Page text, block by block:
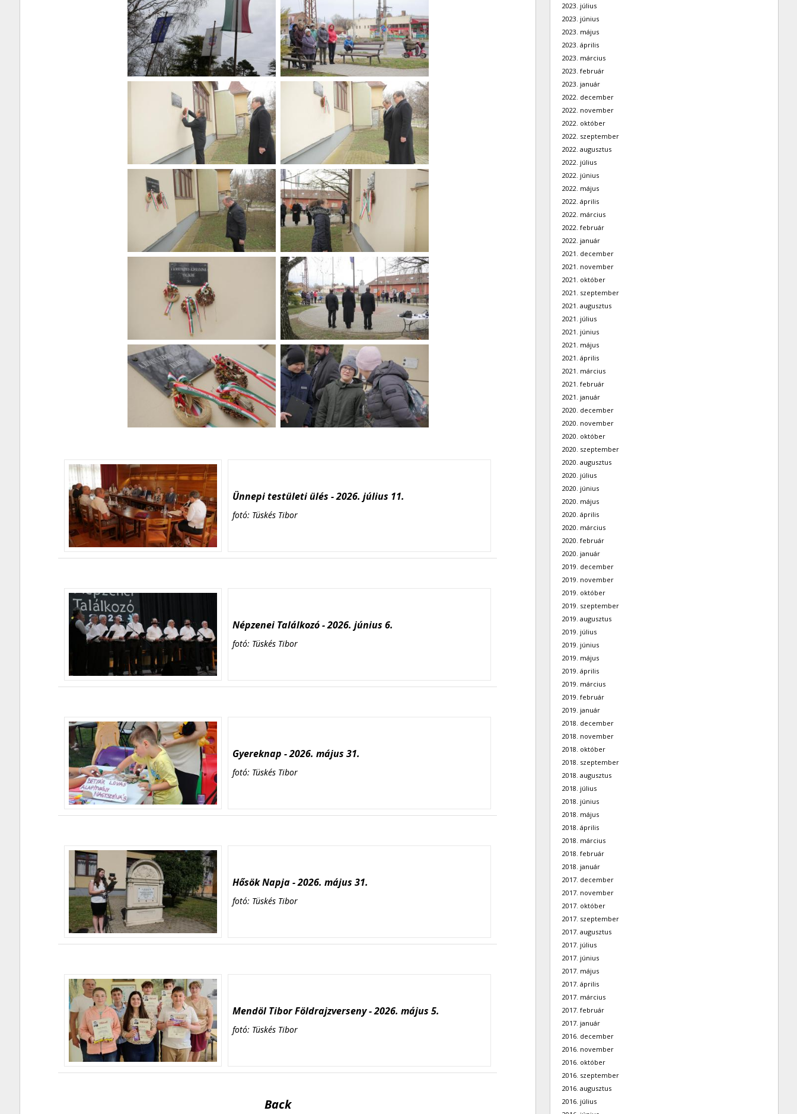
Ünnepi testületi ülés - 2026. július 11.
fotó: Tüskés Tibor
Népzenei Találkozó - 2026. június 6.
fotó: Tüskés Tibor
Gyereknap - 2026. május 31.
fotó: Tüskés Tibor
Hősök Napja - 2026. május 31.
fotó: Tüskés Tibor
Mendöl Tibor Földrajzverseny - 2026. május 5.
fotó: Tüskés Tibor
Back
2023. július
2023. június
2023. május
2023. április
2023. március
2023. február
2023. január
2022. december
2022. november
2022. október
2022. szeptember
2022. augusztus
2022. július
2022. június
2022. május
2022. április
2022. március
2022. február
2022. január
2021. december
2021. november
2021. október
2021. szeptember
2021. augusztus
2021. július
2021. június
2021. május
2021. április
2021. március
2021. február
2021. január
2020. december
2020. november
2020. október
2020. szeptember
2020. augusztus
2020. július
2020. június
2020. május
2020. április
2020. március
2020. február
2020. január
2019. december
2019. november
2019. október
2019. szeptember
2019. augusztus
2019. július
2019. június
2019. május
2019. április
2019. március
2019. február
2019. január
2018. december
2018. november
2018. október
2018. szeptember
2018. augusztus
2018. július
2018. június
2018. május
2018. április
2018. március
2018. február
2018. január
2017. december
2017. november
2017. október
2017. szeptember
2017. augusztus
2017. július
2017. június
2017. május
2017. április
2017. március
2017. február
2017. január
2016. december
2016. november
2016. október
2016. szeptember
2016. augusztus
2016. július